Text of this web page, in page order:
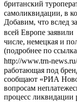
британский
самоликвидации, в
Добавим, что вслед
всей Европе
числе, немецкая и
(подробнее по
http://www.trn-
работающая под
сообщают «РИА
вопросам
процесс ликвидации